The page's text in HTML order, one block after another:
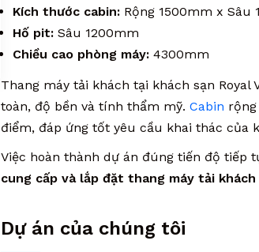
Kích thước cabin:Rộng 1500mm x Sâu
Hố pit:Sâu 1200mm
Chiều cao phòng máy:4300mm
Thang máy tải khách tại khách sạn
toàn, độ bền và tính thẩm mỹ. Cabin
điểm, đáp ứng tốt yêu cầu khai thác của
Việc hoàn thành dự án đúng tiến độ tiếp
cung cấp và lắp đặt thang máy tải
Dự án của chúng tôi